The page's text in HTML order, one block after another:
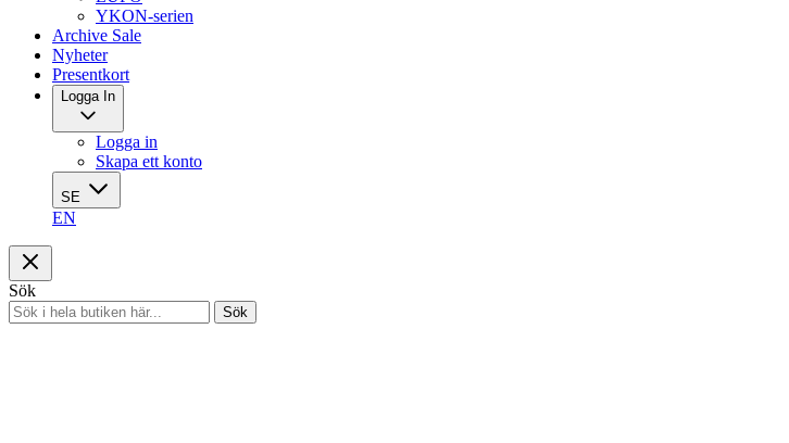
YKON-serien
Archive Sale
Nyheter
Presentkort
Logga In
Logga in
Skapa ett konto
SE
EN
Sök
Sök